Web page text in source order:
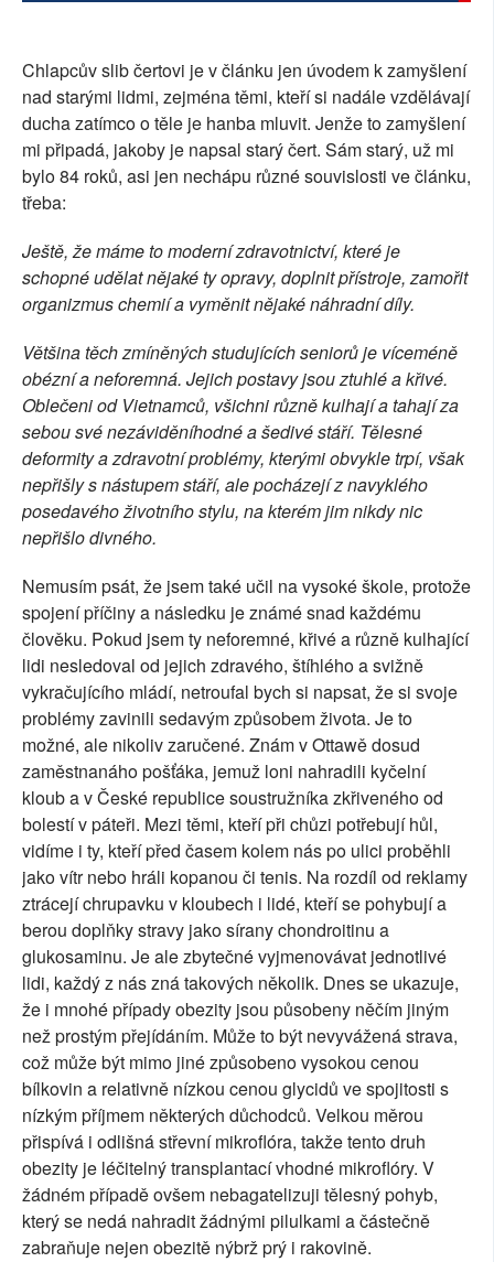
Chlapcův slib čertovi je v článku jen úvodem k zamyšlení
nad starými lidmi, zejména těmi, kteří si nadále vzdělávají
ducha zatímco o těle je hanba mluvit. Jenže to zamyšlení
mi připadá, jakoby je napsal starý čert. Sám starý, už mi
bylo 84 roků, asi jen nechápu různé souvislosti ve článku,
třeba:
Ještě, že máme to moderní zdravotnictví, které je
schopné udělat nějaké ty opravy, doplnit přístroje, zamořit
organizmus chemií a vyměnit nějaké náhradní díly.
Většina těch zmíněných studujících seniorů je víceméně
obézní a neforemná. Jejich postavy jsou ztuhlé a křivé.
Oblečeni od Vietnamců, všichni různě kulhají a tahají za
sebou své nezáviděníhodné a šedivé stáří. Tělesné
deformity a zdravotní problémy, kterými obvykle trpí, však
nepřišly s nástupem stáří, ale pocházejí z navyklého
posedavého životního stylu, na kterém jim nikdy nic
nepřišlo divného.
Nemusím psát, že jsem také učil na vysoké škole, protože
spojení příčiny a následku je známé snad každému
člověku. Pokud jsem ty neforemné, křivé a různě kulhající
lidi nesledoval od jejich zdravého, štíhlého a svižně
vykračujícího mládí, netroufal bych si napsat, že si svoje
problémy zavinili sedavým způsobem života. Je to
možné, ale nikoliv zaručené. Znám v Ottawě dosud
zaměstnanáho pošťáka, jemuž loni nahradili kyčelní
kloub a v České republice soustružníka zkřiveného od
bolestí v páteři. Mezi těmi, kteří při chůzi potřebují hůl,
vidíme i ty, kteří před časem kolem nás po ulici proběhli
jako vítr nebo hráli kopanou či tenis. Na rozdíl od reklamy
ztrácejí chrupavku v kloubech i lidé, kteří se pohybují a
berou doplňky stravy jako sírany chondroitinu a
glukosaminu. Je ale zbytečné vyjmenovávat jednotlivé
lidi, každý z nás zná takových několik. Dnes se ukazuje,
že i mnohé případy obezity jsou působeny něčím jiným
než prostým přejídáním. Může to být nevyvážená strava,
což může být mimo jiné způsobeno vysokou cenou
bílkovin a relativně nízkou cenou glycidů ve spojitosti s
nízkým příjmem některých důchodců. Velkou měrou
přispívá i odlišná střevní mikroflóra, takže tento druh
obezity je léčitelný transplantací vhodné mikroflóry. V
žádném případě ovšem nebagatelizuji tělesný pohyb,
který se nedá nahradit žádnými pilulkami a částečně
zabraňuje nejen obezitě nýbrž prý i rakovině.